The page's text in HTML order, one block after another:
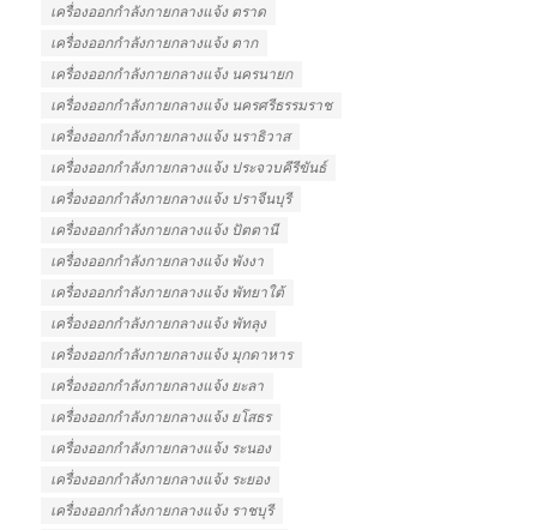
เครื่องออกกําลังกายกลางแจ้ง ตราด
เครื่องออกกําลังกายกลางแจ้ง ตาก
เครื่องออกกําลังกายกลางแจ้ง นครนายก
เครื่องออกกําลังกายกลางแจ้ง นครศรีธรรมราช
เครื่องออกกําลังกายกลางแจ้ง นราธิวาส
เครื่องออกกําลังกายกลางแจ้ง ประจวบคีรีขันธ์
เครื่องออกกําลังกายกลางแจ้ง ปราจีนบุรี
เครื่องออกกําลังกายกลางแจ้ง ปัตตานี
เครื่องออกกําลังกายกลางแจ้ง พังงา
เครื่องออกกําลังกายกลางแจ้ง พัทยาใต้
เครื่องออกกําลังกายกลางแจ้ง พัทลุง
เครื่องออกกําลังกายกลางแจ้ง มุกดาหาร
เครื่องออกกําลังกายกลางแจ้ง ยะลา
เครื่องออกกําลังกายกลางแจ้ง ยโสธร
เครื่องออกกําลังกายกลางแจ้ง ระนอง
เครื่องออกกําลังกายกลางแจ้ง ระยอง
เครื่องออกกําลังกายกลางแจ้ง ราชบุรี